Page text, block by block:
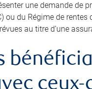
une demande de
du Régime de
au titre d’une